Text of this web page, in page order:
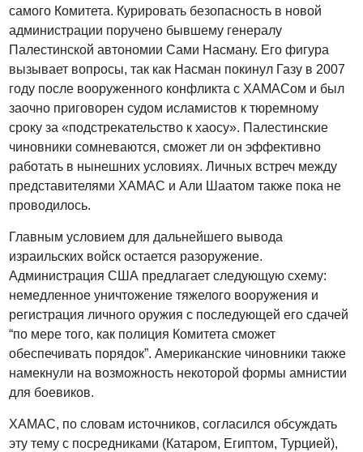
самого Комитета. Курировать безопасность в новой
администрации поручено бывшему генералу
Палестинской автономии Сами Насману. Его фигура
вызывает вопросы, так как Насман покинул Газу в 2007
году после вооруженного конфликта с ХАМАСом и был
заочно приговорен судом исламистов к тюремному
сроку за «подстрекательство к хаосу». Палестинские
чиновники сомневаются, сможет ли он эффективно
работать в нынешних условиях. Личных встреч между
представителями ХАМАС и Али Шаатом также пока не
проводилось.
Главным условием для дальнейшего вывода
израильских войск остается разоружение.
Администрация США предлагает следующую схему:
немедленное уничтожение тяжелого вооружения и
регистрация личного оружия с последующей его сдачей
“по мере того, как полиция Комитета сможет
обеспечивать порядок”. Американские чиновники также
намекнули на возможность некоторой формы амнистии
для боевиков.
ХАМАС, по словам источников, согласился обсуждать
эту тему с посредниками (Катаром, Египтом, Турцией),